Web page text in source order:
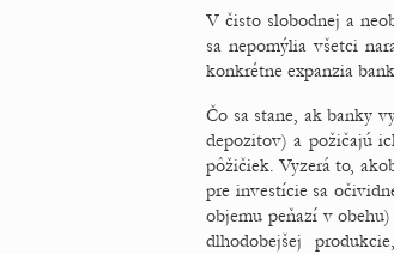
V čisto slobodnej a
sa nepomýlia všetci
konkrétne expanzia
Čo sa stane, ak banky
depozitov) a požičajú
pôžičiek. Vyzerá to,
pre investície sa
objemu peňazí v
dlhodobejšej